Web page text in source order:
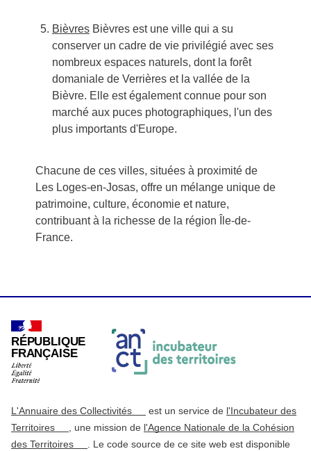
BièvresBièvres est une ville qui a su
conserver un cadre de vie privilégié avec ses
nombreux espaces naturels, dont la forêt
domaniale de Verrières et la vallée de la
Bièvre. Elle est également connue pour son
marché aux puces photographiques, l'un des
plus importants d'Europe.
Chacune de ces villes, situées à proximité de
Les Loges-en-Josas, offre un mélange unique de
patrimoine, culture, économie et nature,
contribuant à la richesse de la région Île-de-
France.
RÉPUBLIQUE
FRANÇAISE
L'Annuaire des Collectivités est un service de l'Incubateur des
Territoires
, une mission de l'Agence Nationale de la Cohésion
des Territoires
. Le code source de ce site web est disponible